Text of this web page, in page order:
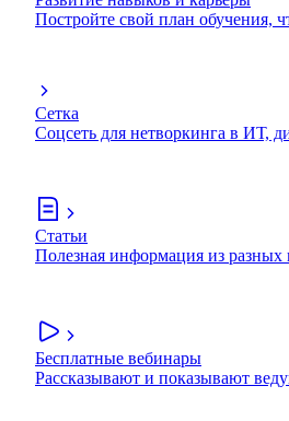
Постройте свой план обучения,
Сетка
Соцсеть для нетворкинга в ИТ,
Статьи
Полезная информация из
Бесплатные вебинары
Рассказывают и показывают